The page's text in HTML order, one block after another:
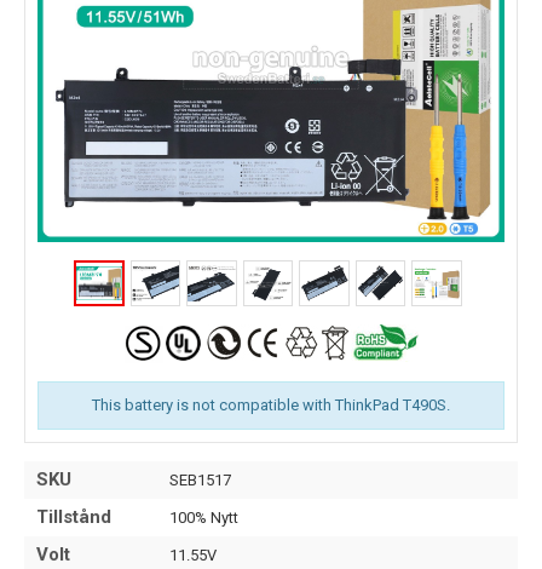
This battery is not compatible with ThinkPad T490S.
SKU SEB1517
Tillstånd 100% Nytt
Volt 11.55V